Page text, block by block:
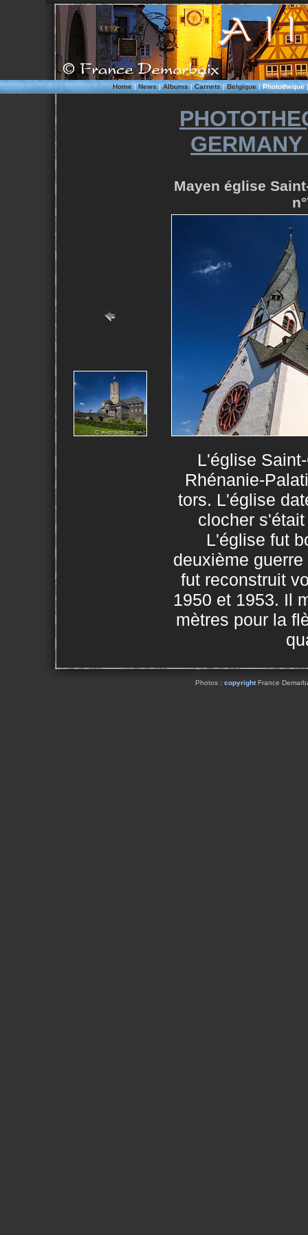
Home|News|Albums|Carnets|Belgique|Phototheque
Mayen église
L'église
Rhénanie-
tors. L'église
clocher
L'église fut
deuxième
fut reconstruit
1950 et 1953. Il
mètres pour la
Photos : copyrightFrance